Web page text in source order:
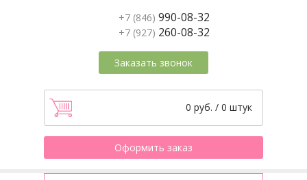
+7 (846) 990-08-32
+7 (927) 260-08-32
Заказать звонок
0 руб. / 0 штук
Оформить заказ